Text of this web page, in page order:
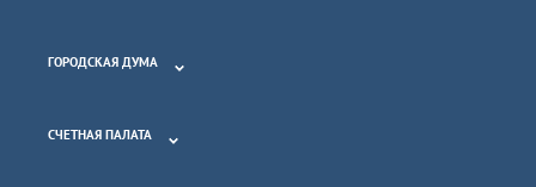
ГОРОДСКАЯ ДУМА
СЧЕТНАЯ ПАЛАТА